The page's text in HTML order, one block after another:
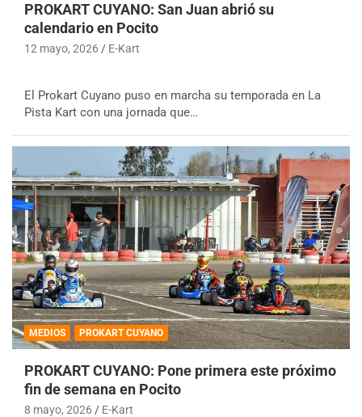
PROKART CUYANO: San Juan abrió su
calendario en Pocito
12 mayo, 2026 E-Kart
El Prokart Cuyano puso en marcha su temporada en La
Pista Kart con una jornada que…
MEDIOS PROKART CUYANO
PROKART CUYANO: Pone primera este próximo
fin de semana en Pocito
8 mayo, 2026 E-Kart
COBERTURA ESPECIAL DE E-KART.COM.AR
08/09-AGO
IAME SERIES ARGENTINA 6